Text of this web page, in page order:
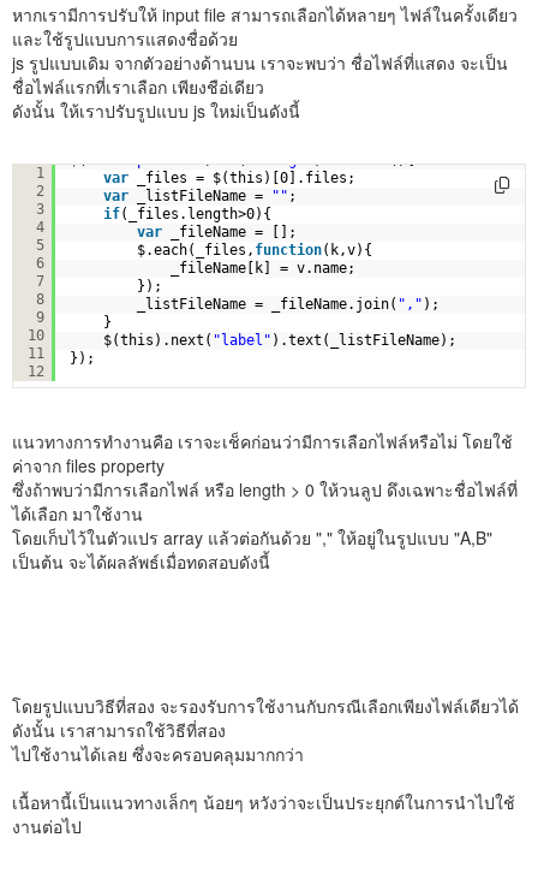
หากเรามีการปรับให้ input file สามารถเลือกได้หลายๆ ไฟล์ในครั้งเดียว
และใช้รูปแบบการแสดงชื่อด้วย
js รูปแบบเดิม จากตัวอย่างด้านบน เราจะพบว่า ชื่อไฟล์ที่แสดง จะเป็น
ชื่อไฟล์แรกที่เราเลือก เพียงชือ่เดียว
ดังนั้น ให้เราปรับรูปแบบ js ใหม่เป็นดังนี้
1
2
3
4
5
6
7
8
9
10
11
12
var
_files = $(this)[0].files;
var
_listFileName = "" ;
if(_files.length>0){
var
_fileName = [];
$.each(_files, function(k,v){
_fileName[k] = v.name;
});
_listFileName = _fileName.join( "," );
}
$(this).next( "label" ).text(_listFileName);
});
แนวทางการทำงานคือ เราจะเช็คก่อนว่ามีการเลือกไฟล์หรือไม่ โดยใช้
ค่าจาก files property
ซึ่งถ้าพบว่ามีการเลือกไฟล์ หรือ length > 0 ให้วนลูป ดึงเฉพาะชื่อไฟล์ที่
ได้เลือก มาใช้งาน
โดยเก็บไว้ในตัวแปร array แล้วต่อกันด้วย "," ให้อยู่ในรูปแบบ "A,B"
เป็นต้น จะได้ผลลัพธ์เมื่อทดสอบดังนี้
โดยรูปแบบวิธีที่สอง จะรองรับการใช้งานกับกรณีเลือกเพียงไฟล์เดียวได้
ดังนั้น เราสามารถใช้วิธีที่สอง
ไปใช้งานได้เลย ซึ่งจะครอบคลุมมากกว่า
เนื้อหานี้เป็นแนวทางเล็กๆ น้อยๆ หวังว่าจะเป็นประยุกต์ในการนำไปใช้
งานต่อไป